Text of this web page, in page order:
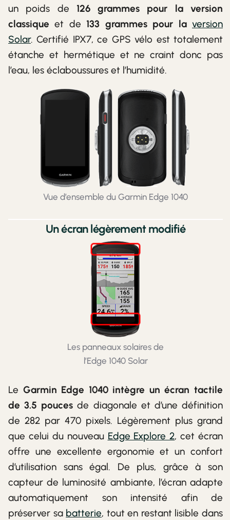
un poids de 126 grammes pour la version
classique et de 133 grammes pour laversion
Solar. Certifié IPX7, ce GPS vélo est totalement
étanche et hermétique et ne craint donc pas
l’eau, les éclaboussures et l’humidité.
Vue d’ensemble du Garmin Edge 1040
Un écran légèrement modifié
Les panneaux solaires de
l’Edge 1040 Solar
Le Garmin Edge 1040 intègre un écran tactile
de 3.5 pouces de diagonale et d’une définition
de 282 par 470 pixels. Légèrement plus grand
que celui du nouveau Edge Explore 2, cet écran
offre une excellente ergonomie et un confort
d’utilisation sans égal. De plus, grâce à son
capteur de luminosité ambiante, l’écran adapte
automatiquement son intensité afin de
préserver sa batterie, tout en restant lisible dans